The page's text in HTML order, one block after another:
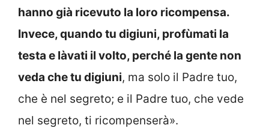
hanno già ricevuto la loro ricompensa.
Invece, quando tu digiuni, profùmati la
testa e làvati il volto, perché la gente non
veda che tu digiuni, ma solo il Padre tuo,
che è nel segreto; e il Padre tuo, che vede
nel segreto, ti ricompenserà».